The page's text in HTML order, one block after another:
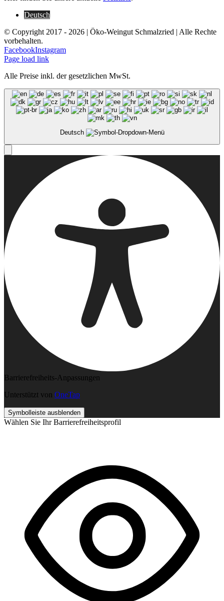
Deutsch
© Copyright 2017 - 2026 | Öko-Weingut Schmalzried | Alle Rechte
vorbehalten.
FacebookInstagram
Page load link
Alle Preise inkl. der gesetzlichen MwSt.
Deutsch
Barrierefreiheits-Anpassungen
Unterstützt von OneTap
Symbolleiste ausblenden
Wählen Sie Ihr Barrierefreiheitsprofil